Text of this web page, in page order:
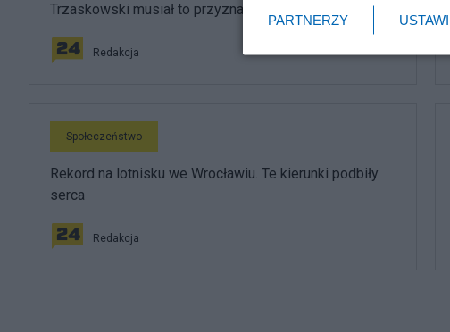
Trzaskowski musiał to przyznać
Redakcja
Społeczeństwo
Rekord na lotnisku we Wrocławiu. Te kierunki podbiły
serca
Redakcja
PARTNERZY